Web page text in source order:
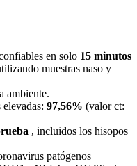
en solo 15 minutos
muestras naso y
ambiente.
97,56% (valor ct:
, incluidos los hisopos
patógenos